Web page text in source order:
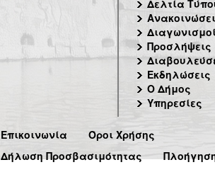
Δελτία
Προσλήψεις
Εκδηλώσεις
Ο Δήμος
Υπηρεσίες
Επικοινωνία
Όροι Χρήσης
Δήλωση Προσβασιμότητας